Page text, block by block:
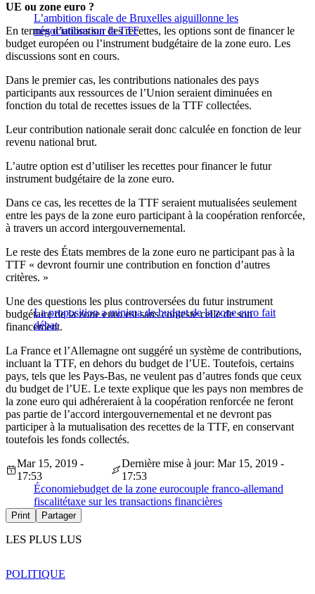
L’ambition fiscale de Bruxelles aiguillonne les
négociations sur la TTF
UE ou zone euro ?
En termes d’utilisation des recettes, les options sont de financer le
budget européen ou l’instrument budgétaire de la zone euro. Les
discussions sont en cours.
Dans le premier cas, les contributions nationales des pays
participants aux ressources de l’Union seraient diminuées en
fonction du total de recettes issues de la TTF collectées.
Leur contribution nationale serait donc calculée en fonction de leur
revenu national brut.
L’autre option est d’utiliser les recettes pour financer le futur
instrument budgétaire de la zone euro.
Dans ce cas, les recettes de la TTF seraient mutualisées seulement
entre les pays de la zone euro participant à la coopération renforcée,
à travers un accord intergouvernemental.
Le reste des États membres de la zone euro ne participant pas à la
TTF « devront fournir une contribution en fonction d’autres
critères. »
La proposition a minima de budget de la zone euro fait
débat
Une des questions les plus controversées du futur instrument
budgétaire de la zone euro est sans conteste celle de son
financement.
La France et l’Allemagne ont suggéré un système de contributions,
incluant la TTF, en dehors du budget de l’UE. Toutefois, certains
pays, tels que les Pays-Bas, ne veulent pas d’autres fonds que ceux
du budget de l’UE. Le texte explique que les pays non membres de
la zone euro qui adhéreraient à la coopération renforcée ne feront
pas partie de l’accord intergouvernemental et ne devront pas
participer à la mutualisation des recettes de la TTF, en conservant
toutefois les fonds collectés.
Mar 15, 2019 -
17:53
Dernière mise à jour: Mar 15, 2019 -
17:53
Économiebudget de la zone eurocouple franco-allemand
fiscalitétaxe sur les transactions financières
Print Partager
LES PLUS LUS
POLITIQUE